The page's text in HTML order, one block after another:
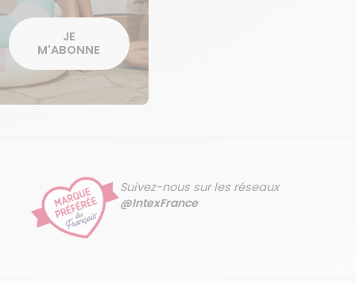
JE
M'ABONNE
Suivez-nous sur les réseaux
@IntexFrance